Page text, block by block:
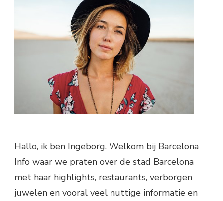
Hallo, ik ben Ingeborg. Welkom bij Barcelona
Info waar we praten over de stad Barcelona
met haar highlights, restaurants, verborgen
juwelen en vooral veel nuttige informatie en